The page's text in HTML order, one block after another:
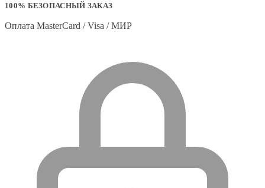
100% БЕЗОПАСНЫЙ ЗАКАЗ
Оплата MasterCard / Visa / МИР